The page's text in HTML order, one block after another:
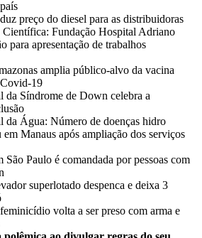
preço do diesel para as distribuidoras
Fundação Hospital Adriano
para apresentação de trabalhos
amplia público-alvo da vacina
19
da Síndrome de Down celebra a
da Água: Número de doenças hidro
Manaus após ampliação dos serviços
São Paulo é comandada por pessoas com
superlotado despenca e deixa 3
volta a ser preso com arma e